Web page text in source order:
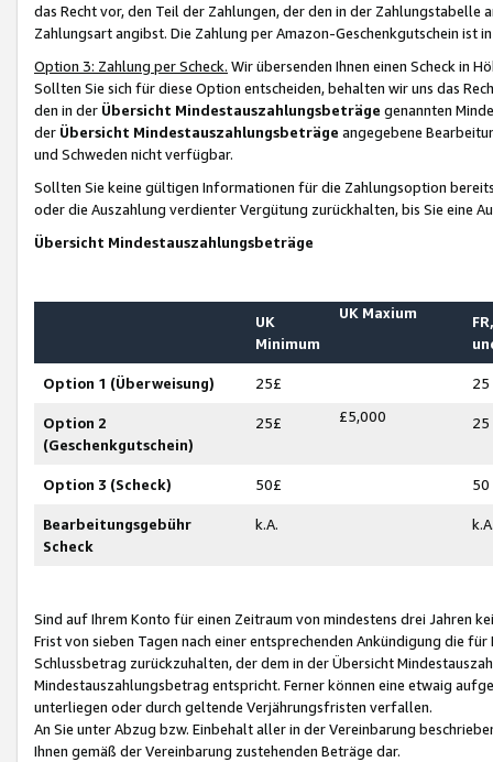
das Recht vor, den Teil der Zahlungen, der den in der
Zahlungsart angibst. Die Zahlung per Amazon-Geschenkgutschein ist
Option 3: Zahlung per Scheck. Wir übersenden Ihnen einen Scheck in
Sollten Sie sich für diese Option entscheiden, behalten wir uns das
den in der Übersicht Mindestauszahlungsbeträge genannten
der Übersicht Mindestauszahlungsbeträge angegebene
und Schweden nicht verfügbar.
Sollten Sie keine gültigen Informationen für die Zahlungsoption
oder die Auszahlung verdienter Vergütung zurückhalten, bis Sie
Übersicht Mindestauszahlungsbeträge
UK
Minimum
UK Maxium
Option 1 (Überweisung) 25£ 25
Option 2
(Geschenkgutschein)
25£ £5,000 25
Option 3 (Scheck) 50£ 50
Bearbeitungsgebühr
Scheck
k.A.
Sind auf Ihrem Konto für einen Zeitraum von mindestens drei Jahren
Frist von sieben Tagen nach einer entsprechenden Ankündigung die
Schlussbetrag zurückzuhalten, der dem in der Übersicht
Mindestauszahlungsbetrag entspricht. Ferner können eine etwaig
unterliegen oder durch geltende Verjährungsfristen verfallen.
An Sie unter Abzug bzw. Einbehalt aller in der Vereinbarung
Ihnen gemäß der Vereinbarung zustehenden Beträge dar.